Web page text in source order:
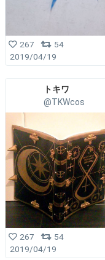
267
54
2019/04/19
トキワ
@TKWcos
267
54
2019/04/19